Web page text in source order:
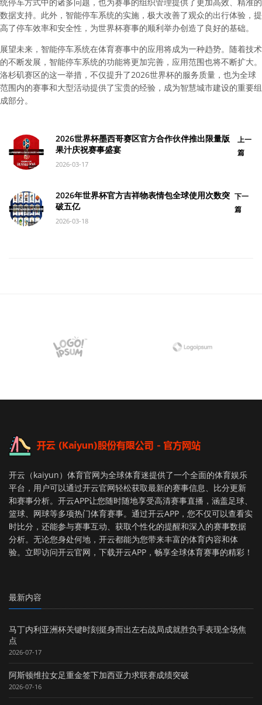
数据支持。此外，智能停车系统的实施，极大改善了观众的出行体验，提
高了停车效率和安全性，为世界杯赛事的顺利举办创造了良好的基础。
展望未来，智能停车系统在体育赛事中的应用将成为一种趋势。随着技术
的不断发展，智能停车系统的功能将更加完善，应用范围也将不断扩大。
洛杉矶赛区的这一举措，不仅提升了2026世界杯的服务质量，也为全球
范围内的赛事和大型活动提供了宝贵的经验，成为智慧城市建设的重要组
成部分。
2026世界杯墨西哥赛区官方合作伙伴推出限量版
果汁庆祝赛事盛宴
2026-03-17
上一
篇
2026年世界杯官方吉祥物表情包全球使用次数突
破五亿
2026-03-18
下一
篇
开云（kaiyun）体育官网为全球体育迷提供了一个全面的体育娱乐
平台，用户可以通过开云官网轻松获取最新的赛事信息、比分更新
和赛事分析。开云APP让您随时随地享受高清赛事直播，涵盖足球、
篮球、网球等多项热门体育赛事。通过开云APP，您不仅可以查看实
时比分，还能参与赛事互动、获取个性化的提醒和深入的赛事数据
分析。无论您身处何地，开云都能为您带来丰富的体育内容和体
验。立即访问开云官网，下载开云APP，畅享全球体育赛事的精彩！
最新内容
马丁内利亚洲杯关键时刻挺身而出左右战局成就胜负手表现全场焦
点
2026-07-17
阿斯顿维拉女足重金签下加西亚力求联赛成绩突破
2026-07-16